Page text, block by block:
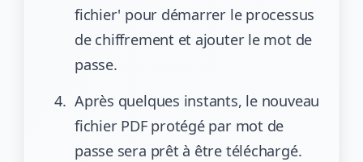
fichier' pour démarrer le processus
de chiffrement et ajouter le mot de
passe.
Après quelques instants, le nouveau
fichier PDF protégé par mot de
passe sera prêt à être téléchargé.